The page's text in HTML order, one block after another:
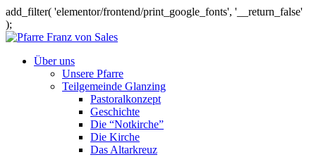
add_filter( 'elementor/frontend/print_google_fonts', '__return_false'
);
Über uns
Unsere Pfarre
Teilgemeinde Glanzing
Pastoralkonzept
Geschichte
Die “Notkirche”
Die Kirche
Das Altarkreuz